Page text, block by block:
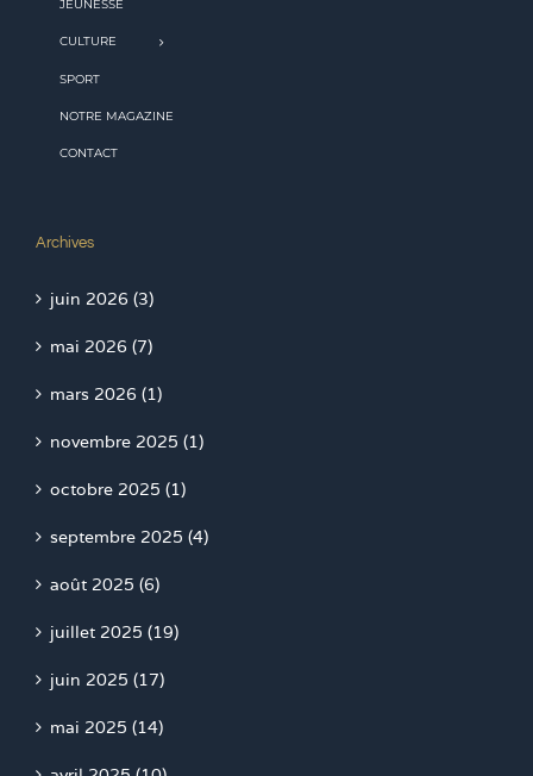
JEUNESSE
CULTURE
SPORT
NOTRE MAGAZINE
CONTACT
Archives
juin 2026 (3)
mai 2026 (7)
mars 2026 (1)
novembre 2025 (1)
octobre 2025 (1)
septembre 2025 (4)
août 2025 (6)
juillet 2025 (19)
juin 2025 (17)
mai 2025 (14)